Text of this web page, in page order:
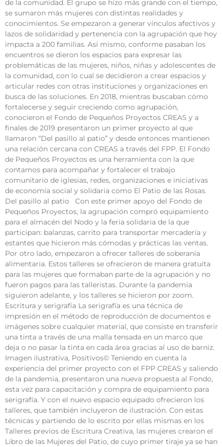
de la comunidad. El grupo se hizo más grande con el tiempo,
se sumaron más mujeres con distintas realidades y
conocimientos. Se empezaron a generar vínculos afectivos y
lazos de solidaridad y pertenencia con la agrupación que hoy
impacta a 200 familias. Así mismo, conforme pasaban los
encuentros se dieron los espacios para expresar las
problemáticas de las mujeres, niños, niñas y adolescentes de
la comunidad, con lo cual se decidieron a crear espacios y
articular redes con otras instituciones y organizaciones en
busca de las soluciones. En 2018, mientras buscaban cómo
fortalecerse y seguir creciendo como agrupación,
conocieron el Fondo de Pequeños Proyectos CREAS y a
finales de 2019 presentaron un primer proyecto al que
llamaron “Del pasillo al patio” y desde entonces mantienen
una relación cercana con CREAS a través del FPP. El Fondo
de Pequeños Proyectos es una herramienta con la que
contamos para acompañar y fortalecer el trabajo
comunitario de iglesias, redes, organizaciones e iniciativas
de economía social y solidaria como El Patio de las Rosas.
Del pasillo al patio Con este primer apoyo del Fondo de
Pequeños Proyectos, la agrupación compró equipamiento
para el almacén del Nodo y la feria solidaria de la que
participan: balanzas, carrito para transportar mercadería y
estantes que hicieron más cómodas y prácticas las ventas.
Por otro lado, empezaron a ofrecer talleres de soberanía
alimentaria. Estos talleres se ofrecieron de manera gratuita
para las mujeres que formaban parte de la agrupación y no
fueron pagos para las talleristas. Durante la pandemia
siguieron adelante, y los talleres se hicieron por zoom.
Escritura y serigrafía La serigrafía es una técnica de
impresión en el método de reproducción de documentos e
imágenes sobre cualquier material, que consiste en transferir
una tinta a través de una malla tensada en un marco que
deja o no pasar la tinta en cada área gracias al uso de barniz.
Imagen ilustrativa, Positivos© Teniendo en cuenta la
experiencia del primer proyecto con el FPP CREAS y saliendo
de la pandemia, presentaron una nueva propuesta al Fondo,
esta vez para capacitación y compra de equipamiento para
serigrafía. Y con el nuevo espacio equipado ofrecieron los
talleres, que también incluyeron de ilustración. Con estas
técnicas y partiendo de lo escrito por ellas mismas en los
Talleres previos de Escritura Creativa, las mujeres crearon el
Libro de las Mujeres del Patio, de cuyo primer tiraje ya se han